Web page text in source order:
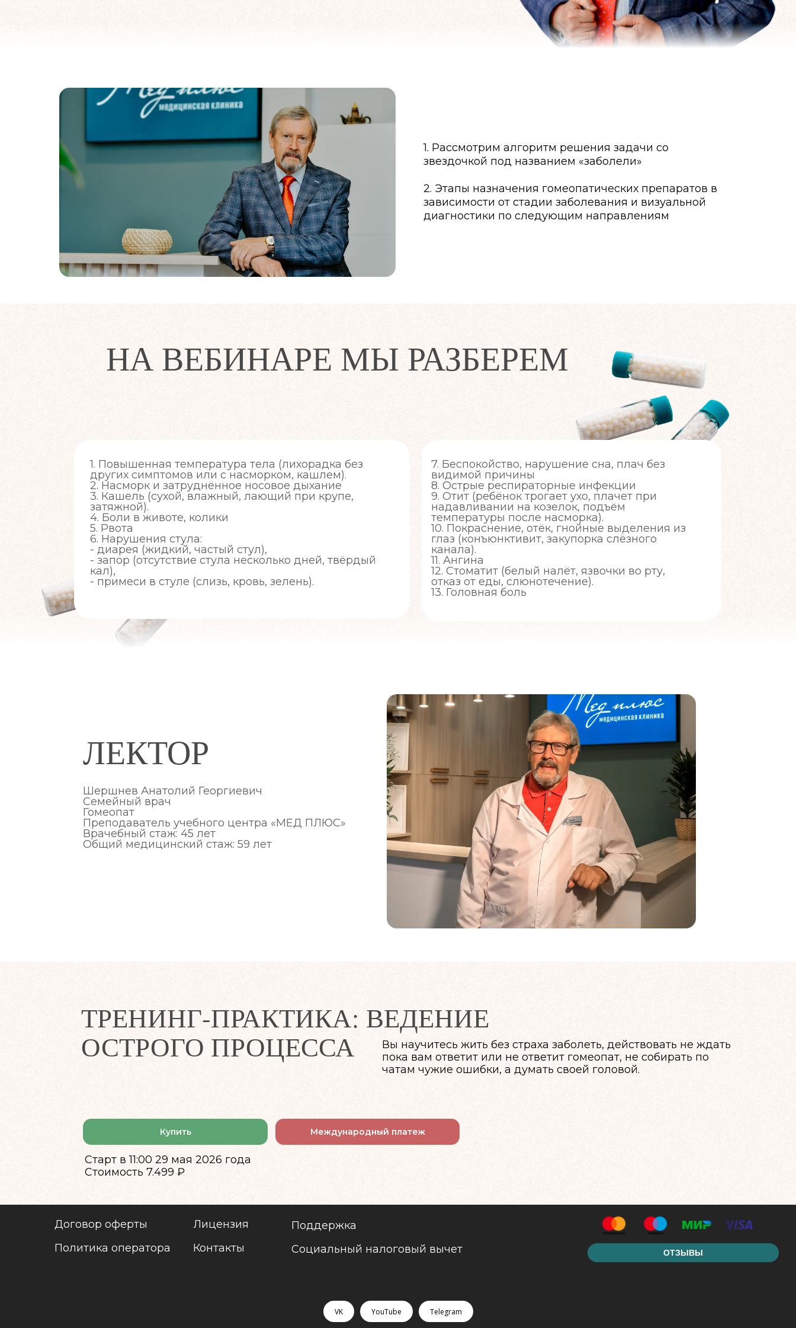
1. Рассмотрим алгоритм решения задачи со
звездочкой под названием «заболели»
2. Этапы назначения гомеопатических препаратов в
зависимости от стадии заболевания и визуальной
диагностики по следующим направлениям
1. Повышенная температура тела (лихорадка без
других симптомов или с насморком, кашлем).
2. Насморк и затруднённое носовое дыхание
3. Кашель (сухой, влажный, лающий при крупе,
затяжной).
4. Боли в животе, колики
5. Рвота
6. Нарушения стула:
- диарея (жидкий, частый стул),
- запор (отсутствие стула несколько дней, твёрдый
кал),
- примеси в стуле (слизь, кровь, зелень).
7. Беспокойство, нарушение сна, плач без
видимой причины
8. Острые респираторные инфекции
9. Отит (ребёнок трогает ухо, плачет при
надавливании на козелок, подъём
температуры после насморка).
10. Покраснение, отёк, гнойные выделения из
глаз (конъюнктивит, закупорка слёзного
канала).
11. Ангина
12. Стоматит (белый налёт, язвочки во рту,
отказ от еды, слюнотечение).
13. Головная боль
НА ВЕБИНАРЕ МЫ РАЗБЕРЕМ
Шершнев Анатолий Георгиевич
Семейный врач
Гомеопат
Преподаватель учебного центра «МЕД ПЛЮС»
Врачебный стаж: 45 лет
Общий медицинский стаж: 59 лет
ЛЕКТОР
ТРЕНИНГ-ПРАКТИКА: ВЕДЕНИЕ
ОСТРОГО ПРОЦЕССА
Вы научитесь жить без страха заболеть, действовать не ждать
пока вам ответит или не ответит гомеопат, не собирать по
чатам чужие ошибки, а думать своей головой.
Старт в 11:00 29 мая 2026 года
Стоимость 7.499 ₽
Международный платеж
Купить
Договор оферты
Политика оператора
Социальный налоговый вычет
Контакты
Поддержка
Лицензия
ОТЗЫВЫ
VK YouTube Telegram